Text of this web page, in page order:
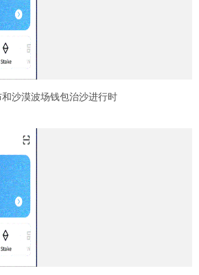
沙漠波场钱包治沙进行时